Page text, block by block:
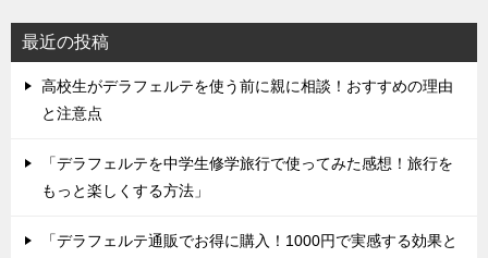
最近の投稿
高校生がデラフェルテを使う前に親に相談！おすすめの理由
と注意点
「デラフェルテを中学生修学旅行で使ってみた感想！旅行を
もっと楽しくする方法」
「デラフェルテ通販でお得に購入！1000円で実感する効果と